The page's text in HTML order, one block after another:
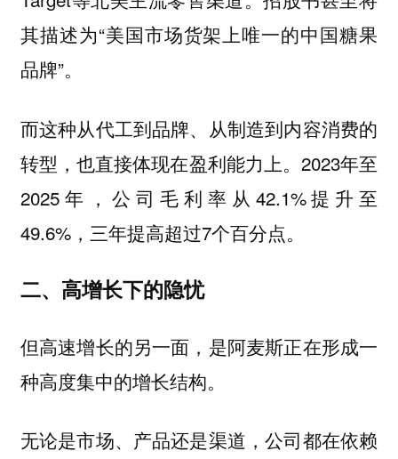
其描述为“美国市场货架上唯一的中国糖果
品牌”。
而这种从代工到品牌、从制造到内容消费的
转型，也直接体现在盈利能力上。2023年至
2025年，公司毛利率从42.1%提升至
49.6%，三年提高超过7个百分点。
二、高增长下的隐忧
但高速增长的另一面，是阿麦斯正在形成一
种高度集中的增长结构。
无论是市场、产品还是渠道，公司都在依赖